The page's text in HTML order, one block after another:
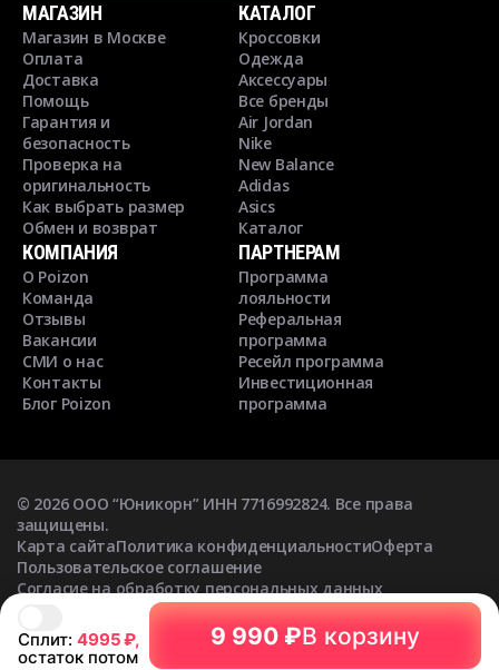
Сплит: 4995₽,
остаток потом
9 990 ₽В корзину
МАГАЗИН
Магазин в Москве
Оплата
Доставка
Помощь
Гарантия и
безопасность
Проверка на
оригинальность
Как выбрать размер
Обмен и возврат
КАТАЛОГ
Кроссовки
Одежда
Аксессуары
Все бренды
Air Jordan
Nike
New Balance
Adidas
Asics
Каталог
КОМПАНИЯ
О Poizon
Команда
Отзывы
Вакансии
СМИ о нас
Контакты
Блог Poizon
ПАРТНЕРАМ
Программа
лояльности
Реферальная
программа
Ресейл программа
Инвестиционная
программа
© 2026ООО “Юникорн” ИНН 7716992824. Все права
защищены.
Карта сайтаПолитика конфиденциальностиОферта
Пользовательское соглашение
Согласие на обработку персональных данных
Согласие на получение рекламных рассылок